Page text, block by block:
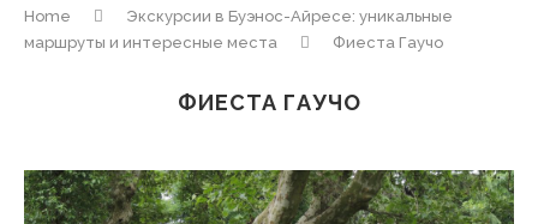
Home
Экскурсии в Буэнос-Айресе: уникальные
маршруты и интересные места
Фиеста Гаучо
ФИЕСТА ГАУЧО